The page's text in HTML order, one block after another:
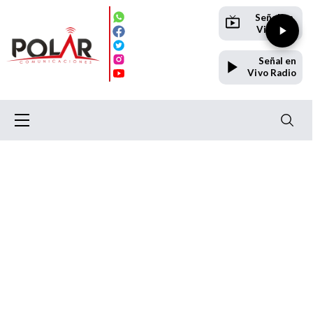
Señal en
Vivo TV
Señal en
Vivo Radio